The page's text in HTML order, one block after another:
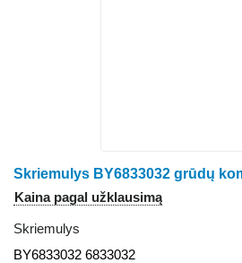
Skriemulys BY6833032 grūdų
Kaina pagal užklausimą
Skriemulys
BY6833032 6833032